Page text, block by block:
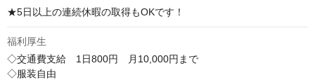
★5日以上の連続休暇の取得もOKです！
福利厚生
◇交通費支給　1日800円　月10,000円まで
◇服装自由